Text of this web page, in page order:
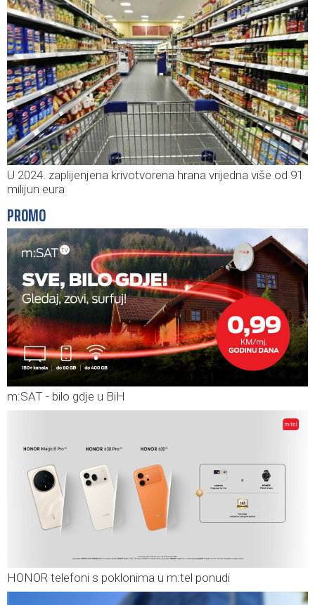
U 2024. zaplijenjena krivotvorena hrana vrijedna više od 91
milijun eura
PROMO
m:SAT - bilo gdje u BiH
HONOR telefoni s poklonima u m:tel ponudi